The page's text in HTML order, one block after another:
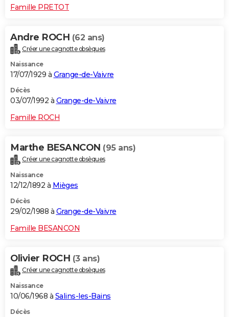
Famille PRETOT
Andre ROCH (62 ans)
Créer une cagnotte obsèques
Naissance
17/07/1929 à Grange-de-Vaivre
Décès
03/07/1992 à Grange-de-Vaivre
Famille ROCH
Marthe BESANCON (95 ans)
Créer une cagnotte obsèques
Naissance
12/12/1892 à Mièges
Décès
29/02/1988 à Grange-de-Vaivre
Famille BESANCON
Olivier ROCH (3 ans)
Créer une cagnotte obsèques
Naissance
10/06/1968 à Salins-les-Bains
Décès